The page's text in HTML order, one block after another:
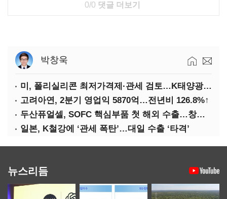
0/0 댓글 더보기
박창욱
미, 폴리실리콘 최저가격제·관세 검토…K태양광 입지 확대 기대
고려아연, 2분기 영업익 5870억…전년비 126.8%↑
두산퓨얼셀, SOFC 핵심부품 첫 해외 수출…창사 이래 최대 규모
일본, K철강에 ‘관세 폭탄’…대일 수출 ‘타격’
뉴스리듬